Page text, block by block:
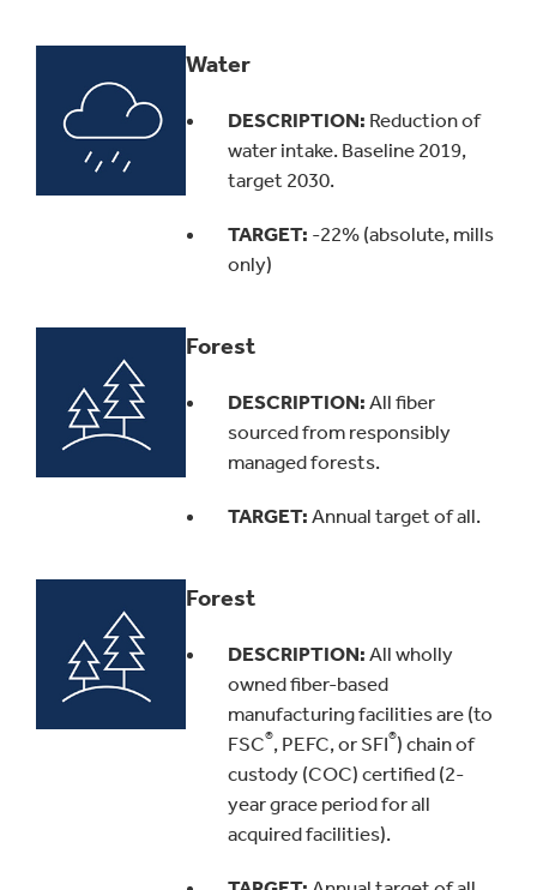
Water
DESCRIPTION: Reduction of
water intake. Baseline 2019,
target 2030.
TARGET: -22% (absolute, mills
only)
Forest
DESCRIPTION: All fiber
sourced from responsibly
managed forests.
TARGET: Annual target of all.
Forest
DESCRIPTION: All wholly
owned fiber-based
manufacturing facilities are (to
FSC®, PEFC, or SFI®) chain of
custody (COC) certified (2-
year grace period for all
acquired facilities).